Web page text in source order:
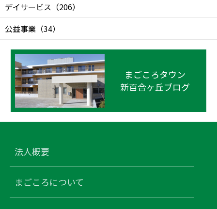
デイサービス （206）
公益事業 （34）
まごころタウン
新百合ヶ丘ブログ
法人概要
まごころについて